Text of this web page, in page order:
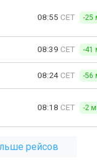
08:55 CET -25
08:39 CET -41
08:24 CET -56
08:18 CET -2
рейсов